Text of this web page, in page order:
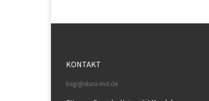
KONTAKT
bsgr@stura-md.de